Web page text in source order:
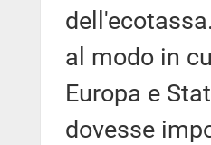
al modo in
Europa e
dovesse